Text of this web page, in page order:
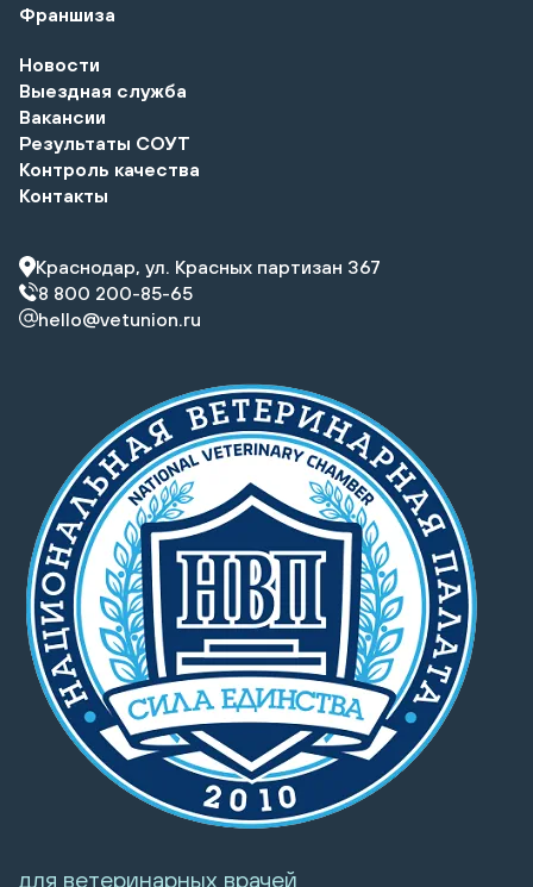
Франшиза
Новости
Выездная служба
Вакансии
Результаты СОУТ
Контроль качества
Контакты
Краснодар, ул. Красных партизан 367
8 800 200-85-65
hello@vetunion.ru
для ветеринарных врачей